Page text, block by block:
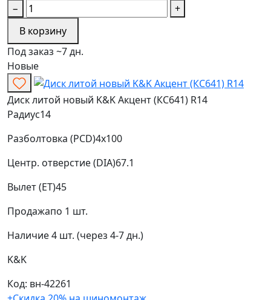
−
+
В корзину
Под заказ ~7 дн.
Новые
Диск литой новый K&K Акцент (КС641) R14
Радиус14
Разболтовка (PCD)4x100
Центр. отверстие (DIA)67.1
Вылет (ET)45
Продажапо 1 шт.
Наличие4 шт. (через 4-7 дн.)
K&K
Код: вн-42261